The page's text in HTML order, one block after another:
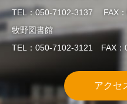
TEL：050-7102-3137 FAX
牧野図書館
TEL：050-7102-3121 FAX：
アクセ